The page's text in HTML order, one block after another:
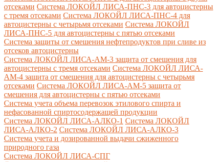
отсеками Система ЛОКОЙЛ ЛИСА-ПНС-3 для автоцистерны
с тремя отсеками Система ЛОКОЙЛ ЛИСА-ПНС-4 для
автоцистерны с четырьмя отсеками Система ЛОКОЙЛ
ЛИСА-ПНС-5 для автоцистерны с пятью отсеками
Система защиты от смешения нефтепродуктов при сливе из
отсеков автоцистерны
Система ЛОКОЙЛ ЛИСА-AM-3 защита от смешения для
автоцистерны с тремя отсеками Система ЛОКОЙЛ ЛИСА-
AM-4 защита от смешения для автоцистерны с четырьмя
отсеками Система ЛОКОЙЛ ЛИСА-AM-5 защита от
смешения для автоцистерны с пятью отсеками
Система учета объема перевозок этилового спирта и
нефасованной спиртосодержащей продукции
Система ЛОКОЙЛ ЛИСА-AЛКО-1 Система ЛОКОЙЛ
ЛИСА-АЛКО-2 Система ЛОКОЙЛ ЛИСА-АЛКО-3
Система учета и дозированной выдачи сжиженного
природного газа
Система ЛОКОЙЛ ЛИСА-СПГ